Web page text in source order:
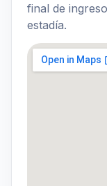
final de
estadía.